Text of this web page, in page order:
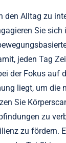
den Alltag zu
Sie sich
jeden Tag
der Fokus auf
liegt, um die
Sie
zu
zu fördern.